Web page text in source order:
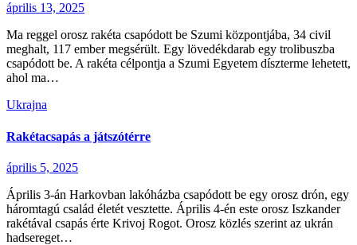
április 13, 2025
Ma reggel orosz rakéta csapódott be Szumi központjába, 34 civil
meghalt, 117 ember megsérült. Egy lövedékdarab egy trolibuszba
csapódott be. A rakéta célpontja a Szumi Egyetem díszterme lehetett,
ahol ma…
Ukrajna
Rakétacsapás a játszótérre
április 5, 2025
Április 3-án Harkovban lakóházba csapódott be egy orosz drón, egy
háromtagú család életét vesztette. Április 4-én este orosz Iszkander
rakétával csapás érte Krivoj Rogot. Orosz közlés szerint az ukrán
hadsereget…